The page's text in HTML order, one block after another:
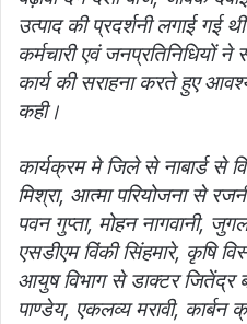
उत्पाद की प्रदर्शनी लगाई गई
कर्मचारी एवं जनप्रतिनिधियों
कार्य की सराहना करते हुए
कही।
कार्यक्रम मे जिले से नाबार्ड से
मिश्रा, आत्मा परियोजना से
पवन गुप्ता, मोहन नागवानी,
एसडीएम विंकी सिंहमारे, कृषि
आयुष विभाग से डाक्टर
पाण्डेय, एकलव्य मरावी,